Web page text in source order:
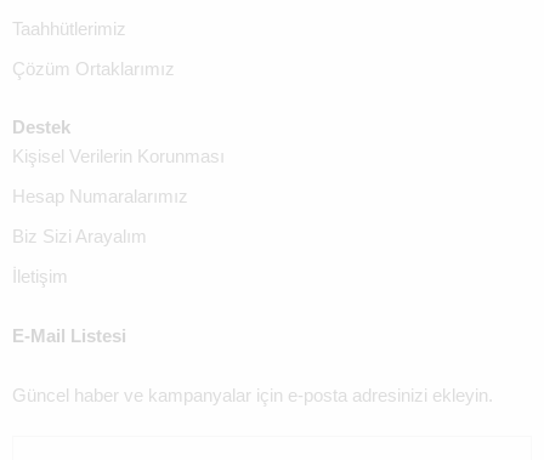
Taahhütlerimiz
Çözüm Ortaklarımız
Destek
Kişisel Verilerin Korunması
Hesap Numaralarımız
Biz Sizi Arayalım
İletişim
E-Mail Listesi
Güncel haber ve kampanyalar için e-posta adresinizi ekleyin.